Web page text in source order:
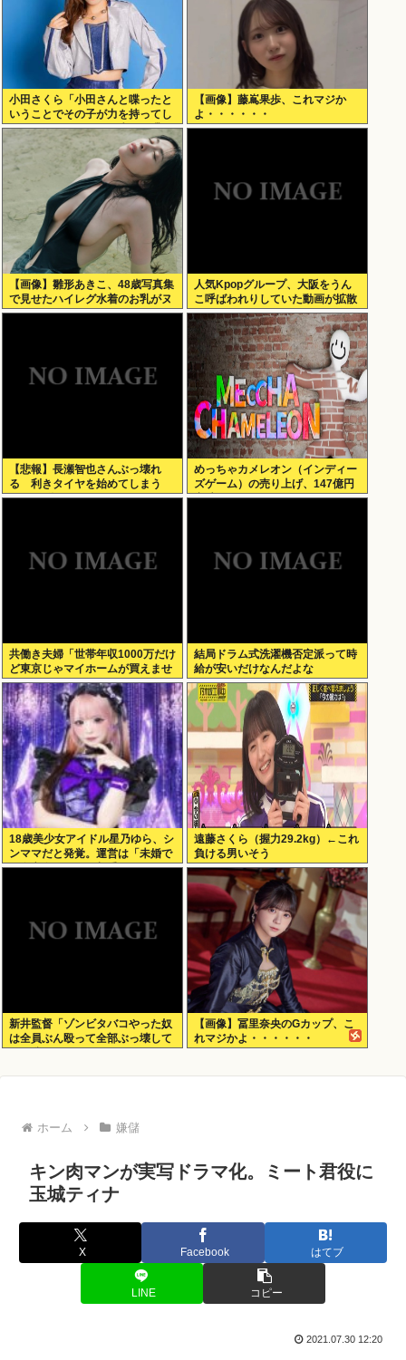
小田さくら「小田さんと喋ったと
いうことでその子が力を持ってし
まわないように、研修生とは喋ら
ないように
【画像】藤嶌果歩、これマジか
よ・・・・・・
【画像】雛形あきこ、48歳写真集
で見せたハイレグ水着のお乳がヌ
ケる
人気Kpopグループ、大阪をうん
こ呼ばわれりしていた動画が拡散
www
【悲報】長瀬智也さんぶっ壊れ
る 利きタイヤを始めてしまう
www（動画あり）
めっちゃカメレオン（インディー
ズゲーム）の売り上げ、147億円
突破www
共働き夫婦「世帯年収1000万だけ
ど東京じゃマイホームが買えませ
ん 」
結局ドラム式洗濯機否定派って時
給が安いだけなんだよな
18歳美少女アイドル星乃ゆら、シ
ンママだと発覚。運営は「未婚で
現在交際している相手もいないの
遠藤さくら（握力29.2kg）←これ
負ける男いそう
新井監督「ゾンビタバコやった奴
は全員ぶん殴って全部ぶっ壊して
【画像】冨里奈央のGカップ、こ
れマジかよ・・・・・・
ホーム 嫌儲
キン肉マンが実写ドラマ化。ミート君役に
玉城ティナ
X Facebook はてブ
LINE コピー
2021.07.30 12:20